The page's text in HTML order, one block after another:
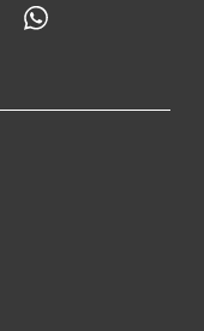
Telegram